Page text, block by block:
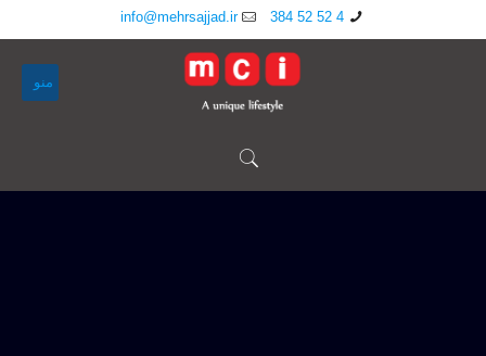
4 52 52 384
info@mehrsajjad.ir
منو